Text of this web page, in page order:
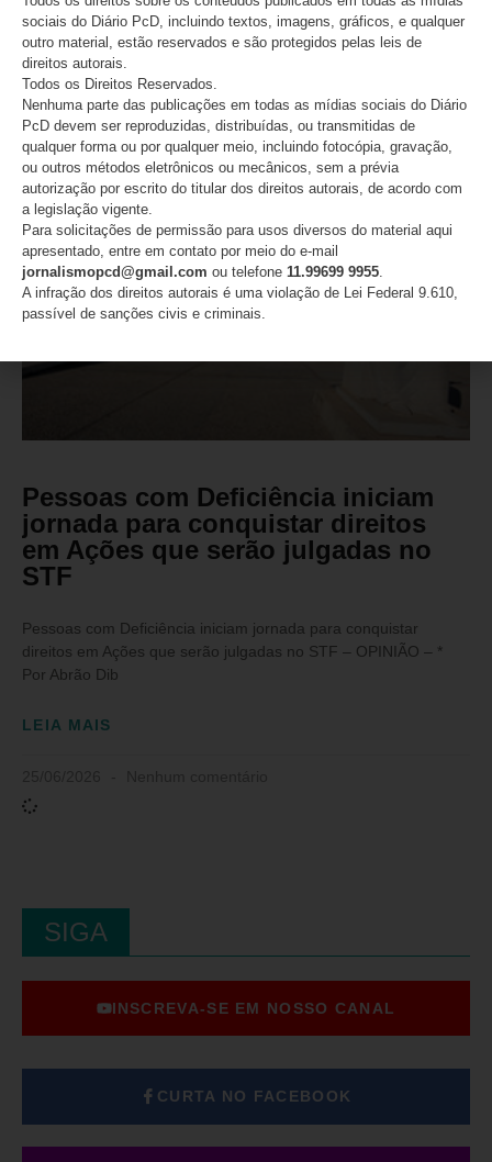
Especialistas anunciam software que mapeia lobos pulmonares
em doenças graves
LEIA MAIS
25/06/2026 Nenhum comentário
Pessoas com Deficiência iniciam
jornada para conquistar direitos
em Ações que serão julgadas no
STF
Pessoas com Deficiência iniciam jornada para conquistar
direitos em Ações que serão julgadas no STF – OPINIÃO – *
Por Abrão Dib
LEIA MAIS
SIGA
INSCREVA-SE EM NOSSO CANAL
CURTA NO FACEBOOK
sociais do Diário PcD, incluindo textos, imagens, gráficos, e qualquer
outro material, estão reservados e são protegidos pelas leis de
direitos autorais.
Todos os Direitos Reservados.
Nenhuma parte das publicações em todas as mídias sociais do Diário
PcD devem ser reproduzidas, distribuídas, ou transmitidas de
qualquer forma ou por qualquer meio, incluindo fotocópia, gravação,
ou outros métodos eletrônicos ou mecânicos, sem a prévia
autorização por escrito do titular dos direitos autorais, de acordo com
a legislação vigente.
Para solicitações de permissão para usos diversos do material aqui
apresentado, entre em contato por meio do e-mail
jornalismopcd@gmail.com ou telefone 11.99699 9955
A infração dos direitos autorais é uma violação de Lei Federal 9.610,
passível de sanções civis e criminais.